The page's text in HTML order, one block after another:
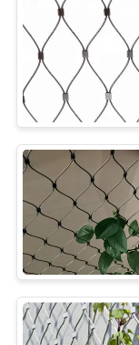
SIĘ
NAMI
POPROSIĆ
WYCENĘ